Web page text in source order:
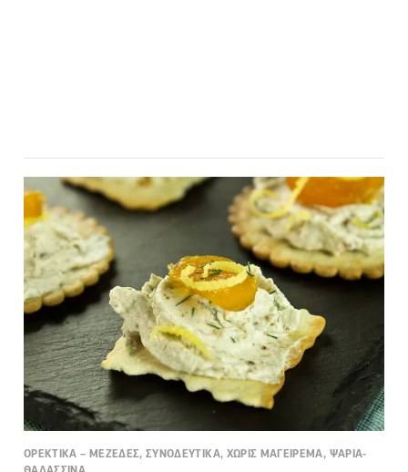
ΟΡΕΚΤΙΚΑ – ΜΕΖΕΔΕΣ, ΣΥΝΟΔΕΥΤΙΚΑ, ΧΩΡΙΣ ΜΑΓΕΙΡΕΜΑ, ΨΑΡΙΑ-